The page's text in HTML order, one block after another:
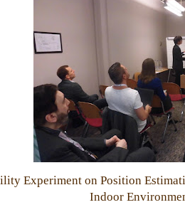
Experiment on Position
Indoor